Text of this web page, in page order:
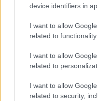
device identifiers in
I want to allow
related to
I want to allow
related to
I want to allow
related to security,